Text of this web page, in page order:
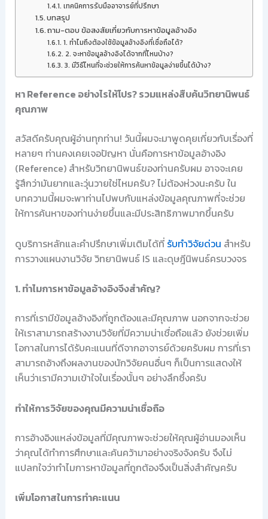
เทคนิคการรับมืออาจารย์ที่ปรึกษา
บทสรุป
ถาม-ตอบ ข้อสงสัยเกี่ยวกับการหาข้อมูลอ้างอิง
1. ทำไมถึงต้องใช้ข้อมูลอ้างอิงที่เชื่อถือได้?
2. จะหาข้อมูลอ้างอิงได้จากที่ไหนบ้าง?
3. มีวิธีไหนที่จะช่วยให้การค้นหาข้อมูลง่ายขึ้นได้บ้าง?
หา Reference อย่างไรให้โปร? รวมแหล่งสืบค้นวิทยานิพนธ์
คุณภาพ
สวัสดีครับคุณผู้อ่านทุกท่าน! วันนี้ผมจะมาพูดคุยเกี่ยวกับเรื่องที่
หลายๆ ท่านคงเคยเจอปัญหา นั่นคือการหาข้อมูลอ้างอิง
(Reference) สำหรับวิทยานิพนธ์ของท่านครับผม อาจจะเคย
รู้สึกว่ามันยากและวุ่นวายใช่ไหมครับ? ไม่ต้องห่วงนะครับ ใน
บทความนี้ผมจะพาท่านไปพบกับแหล่งข้อมูลคุณภาพที่จะช่วย
ให้การค้นหาของท่านง่ายขึ้นและมีประสิทธิภาพมากขึ้นครับ
ดูบริการหลักและคำปรึกษาเพิ่มเติมได้ที่ รับทำวิจัยด่วน สำหรับ
การวางแผนงานวิจัย วิทยานิพนธ์ IS และดุษฎีนิพนธ์ครบวงจร
1. ทำไมการหาข้อมูลอ้างอิงจึงสำคัญ?
การที่เรามีข้อมูลอ้างอิงที่ถูกต้องและมีคุณภาพ นอกจากจะช่วย
ให้เราสามารถสร้างงานวิจัยที่มีความน่าเชื่อถือแล้ว ยังช่วยเพิ่ม
โอกาสในการได้รับคะแนนที่ดีจากอาจารย์ด้วยครับผม การที่เรา
สามารถอ้างถึงผลงานของนักวิจัยคนอื่นๆ ก็เป็นการแสดงให้
เห็นว่าเรามีความเข้าใจในเรื่องนั้นๆ อย่างลึกซึ้งครับ
ทำให้การวิจัยของคุณมีความน่าเชื่อถือ
การอ้างอิงแหล่งข้อมูลที่มีคุณภาพจะช่วยให้คุณผู้อ่านมองเห็น
ว่าคุณได้ทำการศึกษาและค้นคว้ามาอย่างจริงจังครับ จึงไม่
แปลกใจว่าทำไมการหาข้อมูลที่ถูกต้องจึงเป็นสิ่งสำคัญครับ
เพิ่มโอกาสในการทำคะแนน